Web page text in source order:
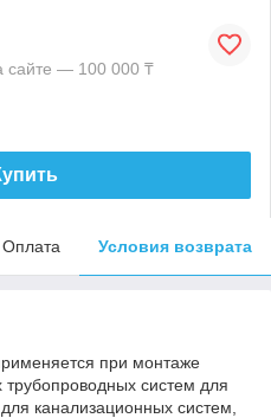
сайте — 100 000 ₸
Оплата Условия возврата
при монтаже
трубопроводных систем для
канализационных систем,